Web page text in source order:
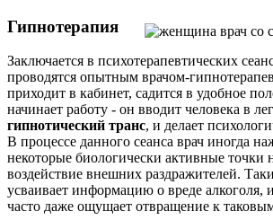
Гипнотерапия
Заключается в психотерапевтических
проводятся опытным врачом-
приходит в кабинет, садится в удобное
начинает работу - он вводит человека в
гипнотический транс, и делает
В процессе данного сеанса врач иногда
некоторые биологически активные точки
воздействие внешних раздражителей.
усваивает информацию о вреде алкоголя,
часто даже ощущает отвращение к